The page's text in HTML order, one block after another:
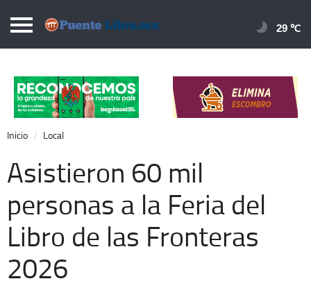
Puentelibre.mx
Local
Nacional
Opinión
Cronos
Economía
Espectáculos
Extra +
29 ℃
Inicio Local
Asistieron 60 mil
personas a la Feria del
Libro de las Fronteras
2026